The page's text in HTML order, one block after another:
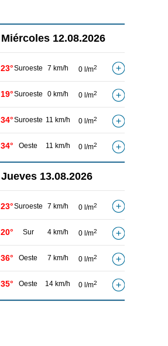
Miércoles 12.08.2026
23°Suroeste 7 km/h 0 l/m2
19°Suroeste 0 km/h 0 l/m2
34°Suroeste 11 km/h 0 l/m2
34° Oeste 11 km/h 0 l/m2
Jueves 13.08.2026
23°Suroeste 7 km/h 0 l/m2
20° Sur 4 km/h 0 l/m2
36° Oeste 7 km/h 0 l/m2
35° Oeste 14 km/h 0 l/m2